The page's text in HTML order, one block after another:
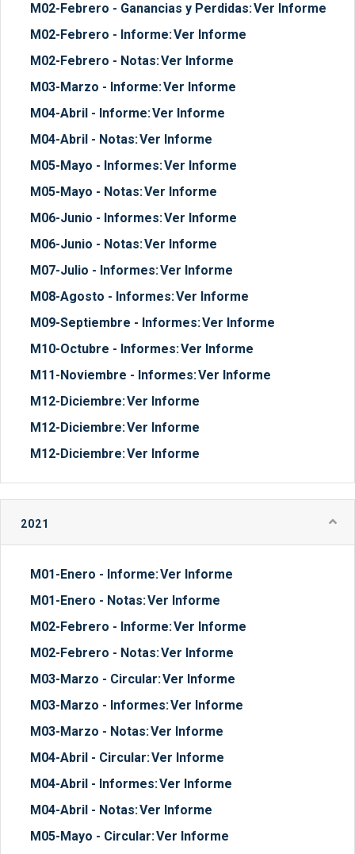
M02-Febrero - Ganancias y Perdidas:Ver Informe
M02-Febrero - Informe:Ver Informe
M02-Febrero - Notas:Ver Informe
M03-Marzo - Informe:Ver Informe
M04-Abril - Informe:Ver Informe
M04-Abril - Notas:Ver Informe
M05-Mayo - Informes:Ver Informe
M05-Mayo - Notas:Ver Informe
M06-Junio - Informes:Ver Informe
M06-Junio - Notas:Ver Informe
M07-Julio - Informes:Ver Informe
M08-Agosto - Informes:Ver Informe
M09-Septiembre - Informes:Ver Informe
M10-Octubre - Informes:Ver Informe
M11-Noviembre - Informes:Ver Informe
M12-Diciembre:Ver Informe
M12-Diciembre:Ver Informe
M12-Diciembre:Ver Informe
2021
M01-Enero - Informe:Ver Informe
M01-Enero - Notas:Ver Informe
M02-Febrero - Informe:Ver Informe
M02-Febrero - Notas:Ver Informe
M03-Marzo - Circular:Ver Informe
M03-Marzo - Informes:Ver Informe
M03-Marzo - Notas:Ver Informe
M04-Abril - Circular:Ver Informe
M04-Abril - Informes:Ver Informe
M04-Abril - Notas:Ver Informe
M05-Mayo - Circular:Ver Informe